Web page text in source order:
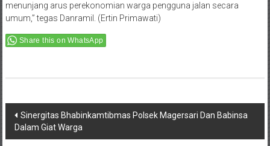
menunjang arus perekonomian warga pengguna jalan secara
umum,” tegas Danramil. (Ertin Primawati)
Share this on WhatsApp
Post
navigation
Sinergitas Bhabinkamtibmas Polsek Magersari Dan Babinsa
Dalam Giat Warga